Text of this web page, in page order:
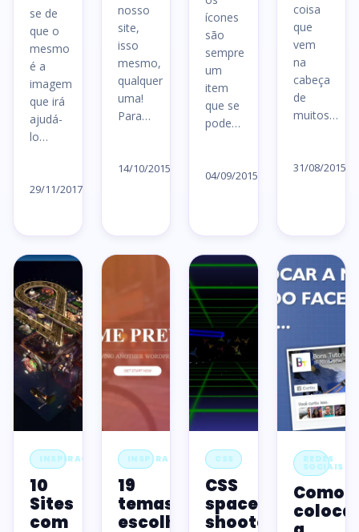
se de
que o
mesmo
é a
imagem
que irá
ajudá-
lo…
29/11/2017
nosso
site,
isso
mesmo,
qualquer
uma!
Para…
14/10/2015
ícones
são
sempre
um
item
que se
pode…
04/09/2015
coisa
que
vem
na
cabeça
de
muitos…
31/08/2015
INSPIRAÇÃO
10
Sites
com
INSPIRAÇÃO
19
temas
escolhidos
CSS
CSS
space
shooter
REDES
SOCIAIS
Como